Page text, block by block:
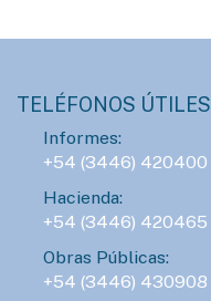
TELÉFONOS ÚTILES
Informes:
+54 (3446) 420400
Hacienda:
+54 (3446) 420465
Obras Públicas:
+54 (3446) 430908